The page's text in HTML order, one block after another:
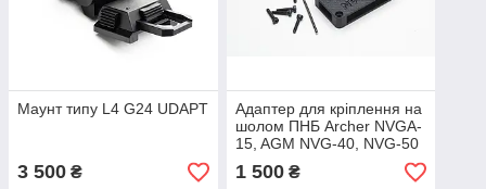
Маунт типу L4 G24 UDAPT
3 500 ₴
Адаптер для кріплення на
шолом ПНБ Archer NVGA-
15, AGM NVG-40, NVG-50
1 500₴